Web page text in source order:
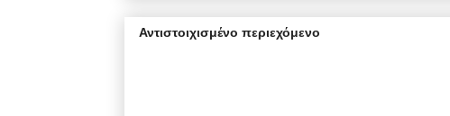
Αντιστοιχισμένο περιεχόμενο